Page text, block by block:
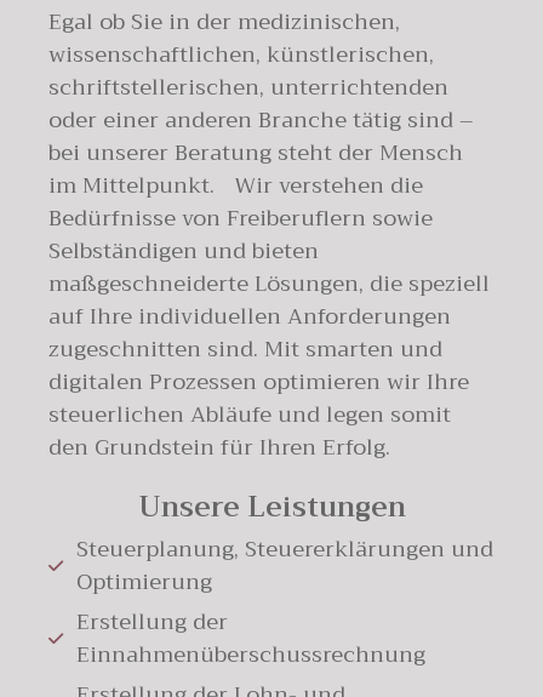
Egal ob Sie in der medizinischen,
wissenschaftlichen, künstlerischen,
schriftstellerischen, unterrichtenden
oder einer anderen Branche tätig sind –
bei unserer Beratung steht der Mensch
im Mittelpunkt. Wir verstehen die
Bedürfnisse von Freiberuflern sowie
Selbständigen und bieten
maßgeschneiderte Lösungen, die speziell
auf Ihre individuellen Anforderungen
zugeschnitten sind. Mit smarten und
digitalen Prozessen optimieren wir Ihre
steuerlichen Abläufe und legen somit
den Grundstein für Ihren Erfolg.
Unsere Leistungen
Steuerplanung, Steuererklärungen und
Optimierung
Erstellung der
Einnahmenüberschussrechnung